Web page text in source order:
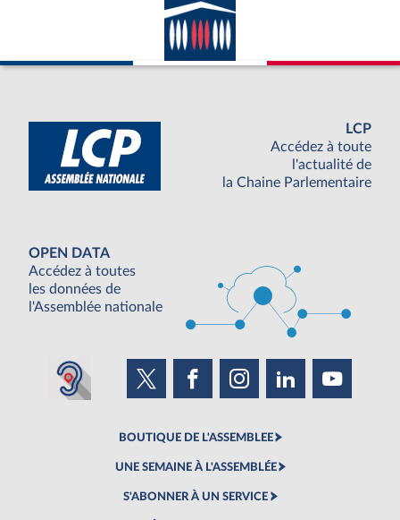
LCP
Accédez à toute
l'actualité de
la Chaine Parlementaire
OPEN DATA
Accédez à toutes
les données de
l'Assemblée nationale
BOUTIQUE DE L'ASSEMBLEE
UNE SEMAINE À L'ASSEMBLÉE
S'ABONNER À UN SERVICE